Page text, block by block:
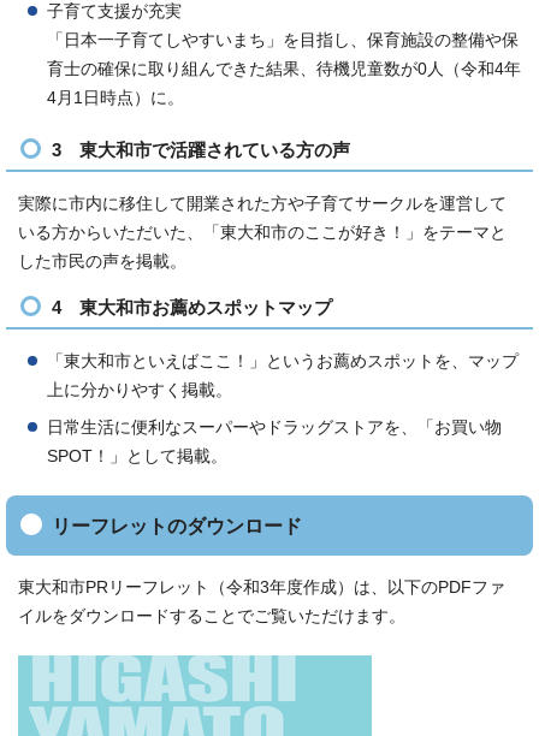
子育て支援が充実
「日本一子育てしやすいまち」を目指し、保育施設の整備や保
育士の確保に取り組んできた結果、待機児童数が0人（令和4年
4月1日時点）に。
3 東大和市で活躍されている方の声
実際に市内に移住して開業された方や子育てサークルを運営して
いる方からいただいた、「東大和市のここが好き！」をテーマと
した市民の声を掲載。
4 東大和市お薦めスポットマップ
「東大和市といえばここ！」というお薦めスポットを、マップ
上に分かりやすく掲載。
日常生活に便利なスーパーやドラッグストアを、「お買い物
SPOT！」として掲載。
リーフレットのダウンロード
東大和市PRリーフレット（令和3年度作成）は、以下のPDFファ
イルをダウンロードすることでご覧いただけます。